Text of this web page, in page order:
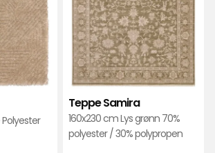
Teppe Samira
160x230 cm Lys grønn 70%
polyester / 30% polypropen